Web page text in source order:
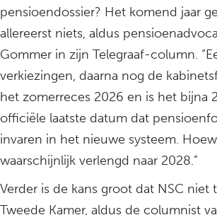
pensioendossier? Het komend jaar
allereerst niets, aldus
Gommer in zijn Telegraaf-column.
verkiezingen, daarna nog de
het zomerreces 2026 en is het bijna
officiële laatste datum dat
invaren in het nieuwe systeem.
waarschijnlijk verlengd naar 2028.”
Verder is de kans groot dat NSC niet
Tweede Kamer, aldus de columnist